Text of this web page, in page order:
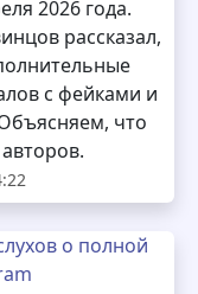
2026 года.
рассказал,
с фейками и
что